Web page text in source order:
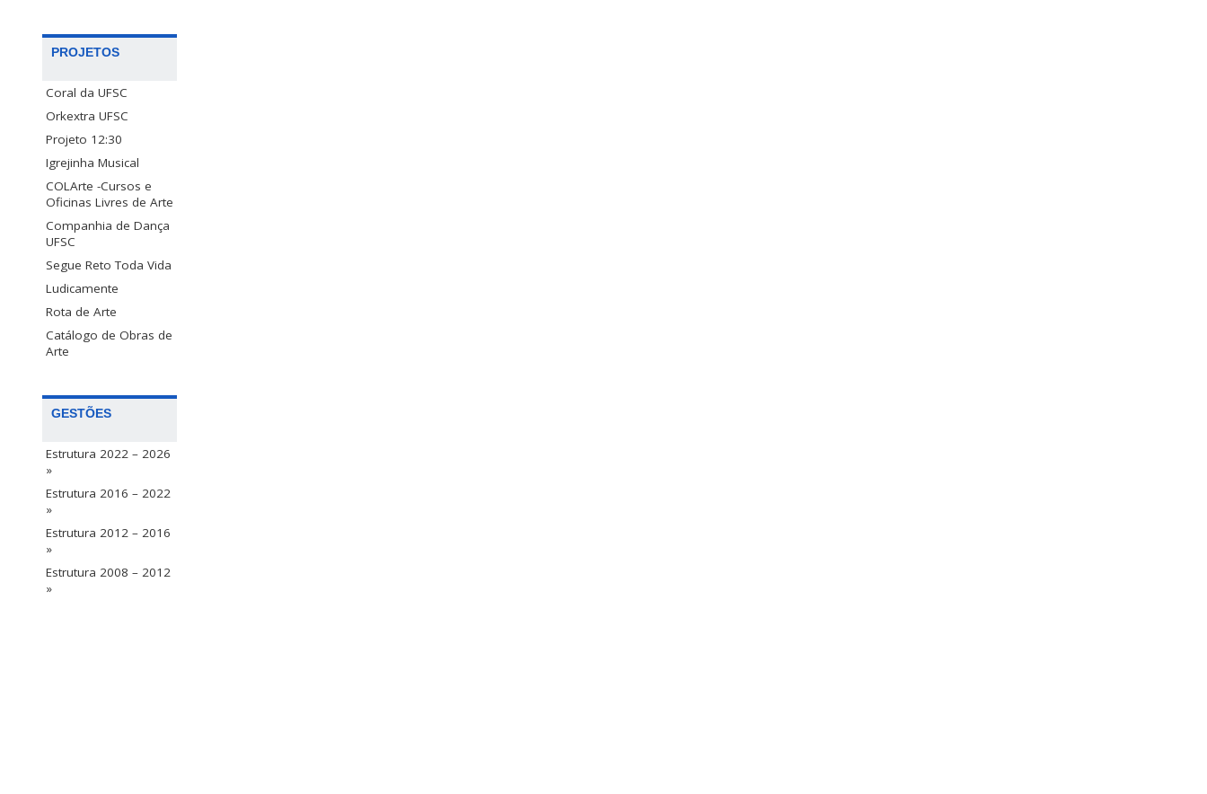
PROJETOS
Coral da UFSC
Orkextra UFSC
Projeto 12:30
Igrejinha Musical
COLArte -Cursos e
Oficinas Livres de Arte
Companhia de Dança
UFSC
Segue Reto Toda Vida
Ludicamente
Rota de Arte
Catálogo de Obras de
Arte
GESTÕES
Estrutura 2022 – 2026
»
Estrutura 2016 – 2022
»
Estrutura 2012 – 2016
»
Estrutura 2008 – 2012
»